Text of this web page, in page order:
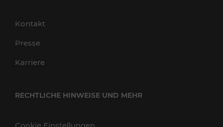
Kontakt
Presse
Karriere
RECHTLICHE HINWEISE UND MEHR